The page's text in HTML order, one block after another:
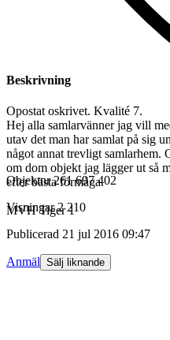
Beskrivning
Opostat oskrivet. Kvalité 7.
Hej alla samlarvänner jag vill
utav det man har samlat på sig
något annat trevligt samlarhem.
om dom objekt jag lägger ut så
efter bästa förmåga.
MVH Tiger 1
Objektnr 261 697 402
Visningar 2 210
Publicerad 21 jul 2016 09:47
Anmäl Sälj liknande